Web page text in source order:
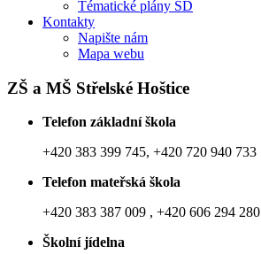
Tématické plány ŠD
Kontakty
Napište nám
Mapa webu
ZŠ a MŠ Střelské Hoštice
Telefon základní škola
+420 383 399 745, +420 720 940 733
Telefon mateřská škola
+420 383 387 009 , +420 606 294 280
Školní jídelna